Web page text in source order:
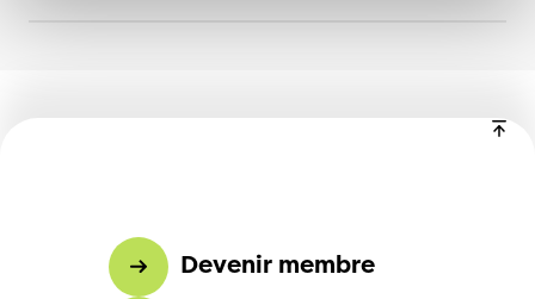
Devenir membre